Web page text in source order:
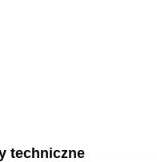
techniczne